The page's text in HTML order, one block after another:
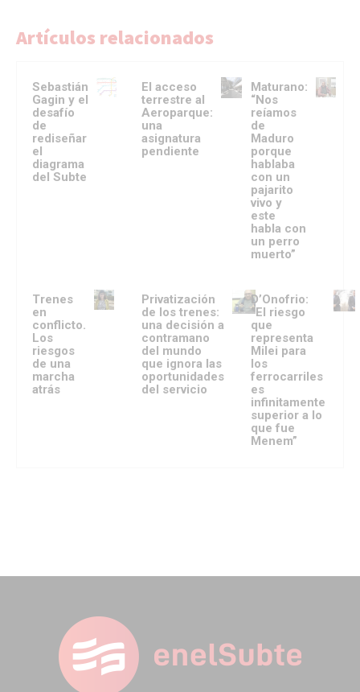
Artículos relacionados
Sebastián
Gagin y el
desafío
de
rediseñar
el
diagrama
del Subte
El acceso
terrestre al
Aeroparque:
una
asignatura
pendiente
Maturano:
“Nos
reíamos
de
Maduro
porque
hablaba
con un
pajarito
vivo y
este
habla con
un perro
muerto”
Trenes
en
conflicto.
Los
riesgos
de una
marcha
atrás
Privatización
de los trenes:
una decisión a
contramano
del mundo
que ignora las
oportunidades
del servicio
D’Onofrio:
“El riesgo
que
representa
Milei para
los
ferrocarriles
es
infinitamente
superior a lo
que fue
Menem”